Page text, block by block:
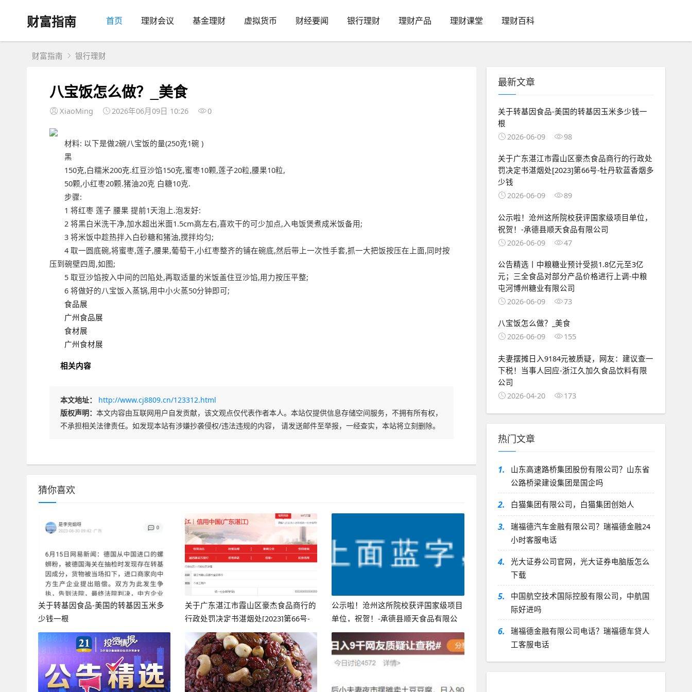
财富指南 首页 理财会议 基金理财 虚拟货币 财经要闻 银行理财 理财产品 理财课堂 理财百科
财富指南 银行理财
八宝饭怎么做？_美食
XiaoMing 2026年06月09日 10:26 0
材料: 以下是做2碗八宝饭的量(250克1碗 )
黑
150克,白糯米200克.红豆沙馅150克,蜜枣10颗,莲子20粒,腰果10粒,
50颗,小红枣20颗.猪油20克 白糖10克.
步骤:
1 将红枣 莲子 腰果 提前1天泡上.泡发好:
2 将黑白米洗干净,加水超出米面1.5cm高左右,喜欢干的可少加点,入电饭煲煮成米饭备用;
3 将米饭中趁热拌入白砂糖和猪油,搅拌均匀;
4 取一圆底碗,将蜜枣,莲子,腰果,葡萄干,小红枣整齐的铺在碗底,然后带上一次性手套,抓一大把饭按压在上面,同时按
压到碗壁四周,如图;
5 取豆沙馅按入中间的凹陷处,再取适量的米饭盖住豆沙馅,用力按压平整;
6 将做好的八宝饭入蒸锅,用中小火蒸50分钟即可;
食品展
广州食品展
食材展
广州食材展
相关内容
本文地址：
http://www.cj8809.cn/123312.html
版权声明： 本文内容由互联网用户自发贡献，该文观点仅代表作者本人。本站仅提供信息存储空间服务，不拥有所有权，
不承担相关法律责任。如发现本站有涉嫌抄袭侵权/违法违规的内容， 请发送邮件至举报，一经查实，本站将立刻删除。
猜你喜欢
关于转基因食品-美国的转基因玉米多
少钱一根
关于广东湛江市霞山区豪杰食品商行的
行政处罚决定书湛烟处[2023]第66号-
牡丹软蓝香烟多少钱
公示啦！沧州这所院校获评国家级项目
单位，祝贺！-承德县顺天食品有限公
司
最新文章
关于转基因食品-美国的转基因玉米多少钱一
根
2026-06-09
98
关于广东湛江市霞山区豪杰食品商行的行政处
罚决定书湛烟处[2023]第66号-牡丹软蓝香烟多
少钱
2026-06-09
89
公示啦！沧州这所院校获评国家级项目单位，
祝贺！-承德县顺天食品有限公司
2026-06-09
47
公告精选丨中粮糖业预计受损1.8亿元至3亿
元；三全食品对部分产品价格进行上调-中粮
屯河博州糖业有限公司
2026-06-09
73
八宝饭怎么做？_美食
2026-06-09
155
夫妻摆摊日入9184元被质疑，网友：建议查一
下税！当事人回应-浙江久加久食品饮料有限
公司
2026-04-20
173
热门文章
1.
山东高速路桥集团股份有限公司？山东省
公路桥梁建设集团是国企吗
2. 白猫集团有限公司，白猫集团创始人
3.
瑞福德汽车金融有限公司？瑞福德金融24
小时客服电话
4.
光大证券公司官网，光大证券电脑版怎么
下载
5.
中国航空技术国际控股有限公司，中航国
际好进吗
6.
瑞福德金融有限公司电话？瑞福德车贷人
工客服电话